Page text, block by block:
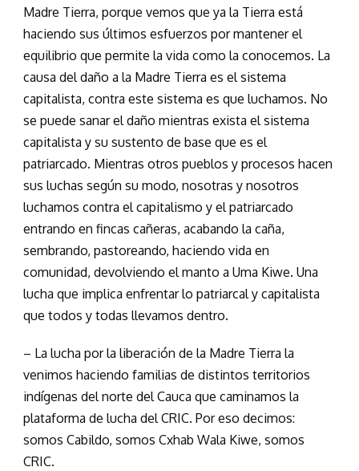
Madre Tierra, porque vemos que ya la Tierra está
haciendo sus últimos esfuerzos por mantener el
equilibrio que permite la vida como la conocemos. La
causa del daño a la Madre Tierra es el sistema
capitalista, contra este sistema es que luchamos. No
se puede sanar el daño mientras exista el sistema
capitalista y su sustento de base que es el
patriarcado. Mientras otros pueblos y procesos hacen
sus luchas según su modo, nosotras y nosotros
luchamos contra el capitalismo y el patriarcado
entrando en fincas cañeras, acabando la caña,
sembrando, pastoreando, haciendo vida en
comunidad, devolviendo el manto a Uma Kiwe. Una
lucha que implica enfrentar lo patriarcal y capitalista
que todos y todas llevamos dentro.
– La lucha por la liberación de la Madre Tierra la
venimos haciendo familias de distintos territorios
indígenas del norte del Cauca que caminamos la
plataforma de lucha del CRIC. Por eso decimos:
somos Cabildo, somos Cxhab Wala Kiwe, somos
CRIC.